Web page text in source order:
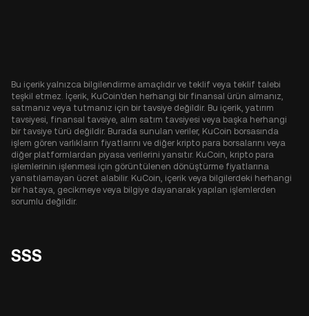
Bu içerik yalnızca bilgilendirme amaçlıdır ve teklif veya teklif talebi
teşkil etmez. İçerik, KuCoin'den herhangi bir finansal ürün almanız,
satmanız veya tutmanız için bir tavsiye değildir. Bu içerik, yatırım
tavsiyesi, finansal tavsiye, alım satım tavsiyesi veya başka herhangi
bir tavsiye türü değildir. Burada sunulan veriler, KuCoin borsasında
işlem gören varlıkların fiyatlarını ve diğer kripto para borsalarını veya
diğer platformlardan piyasa verilerini yansıtır. KuCoin, kripto para
işlemlerinin işlenmesi için görüntülenen dönüştürme fiyatlarına
yansıtılamayan ücret alabilir. KuCoin, içerik veya bilgilerdeki herhangi
bir hataya, gecikmeye veya bilgiye dayanarak yapılan işlemlerden
sorumlu değildir.
SSS